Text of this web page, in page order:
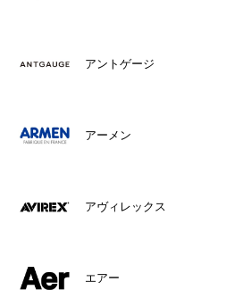
アントゲージ
アーメン
アヴィレックス
エアー